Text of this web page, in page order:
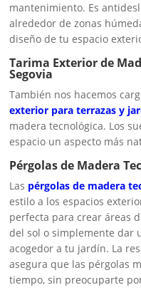
mantenimiento. Es
alrededor de zonas
diseño de tu espacio
Tarima Exterior de
Segovia
También nos hacemos
exterior para terrazas y
madera tecnológica. Los
espacio un aspecto más
Pérgolas de Madera
Las pérgolas de madera
estilo a los espacios
perfecta para crear áreas
del sol o simplemente dar
acogedor a tu jardín. La
asegura que las pérgolas
tiempo, sin preocuparte